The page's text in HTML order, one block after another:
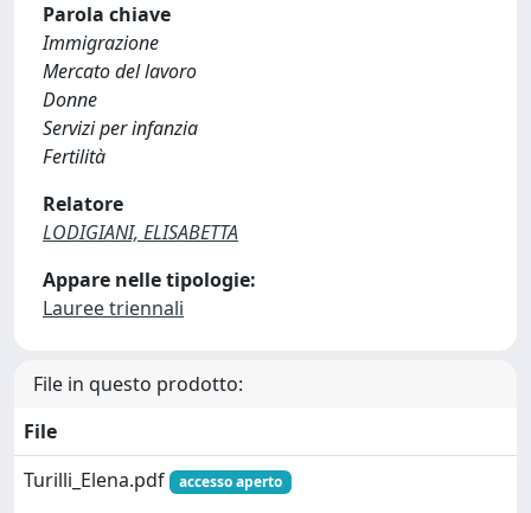
Parola chiave
Immigrazione
Mercato del lavoro
Donne
Servizi per infanzia
Fertilità
Relatore
LODIGIANI, ELISABETTA
Appare nelle tipologie:
Lauree triennali
File in questo prodotto:
File
Turilli_Elena.pdf
accesso aperto